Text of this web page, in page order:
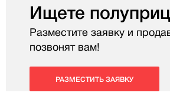
Ищете
Разместите заявку и
позвонят вам!
РАЗМЕСТИТЬ ЗАЯВКУ